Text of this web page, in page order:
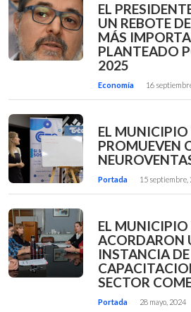
EL
UN REBOTE
MÁS
PLANTEADO
2025
Economía 16
EL MUNICIPIO
PROMUEVEN
Portada 15 septiembre,
EL MUNICIPIO
ACORDARON
INSTANCIA DE
SECTOR
Portada 28 mayo, 2024